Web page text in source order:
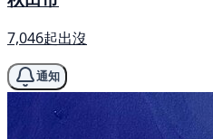
7,046起出沒
通知